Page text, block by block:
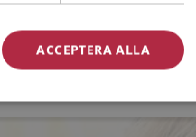
Redan medlem? Logga in här »
ACCEPTERA ALLA